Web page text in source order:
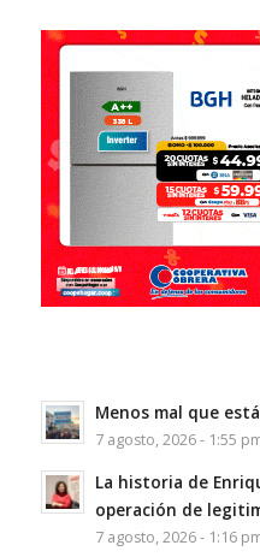
Menos mal que
7 agosto, 2026 - 1:55
La historia de
operación de
7 agosto, 2026 - 1:16